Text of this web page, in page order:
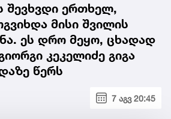
შევხვდი ერთხელ,
მისი შვილის
ეს დრო მეყო, ცხადად
კეკელიძე გიგა
წერს
7 აგვ 20:45